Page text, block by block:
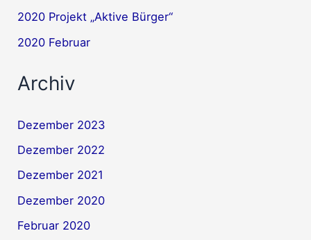
2020 Projekt „Aktive Bürger“
2020 Februar
Archiv
Dezember 2023
Dezember 2022
Dezember 2021
Dezember 2020
Februar 2020